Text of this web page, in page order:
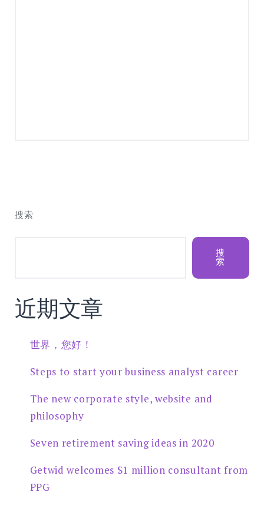
搜索
搜
索
近期文章
世界，您好！
Steps to start your business analyst career
The new corporate style, website and
philosophy
Seven retirement saving ideas in 2020
Getwid welcomes $1 million consultant from
PPG